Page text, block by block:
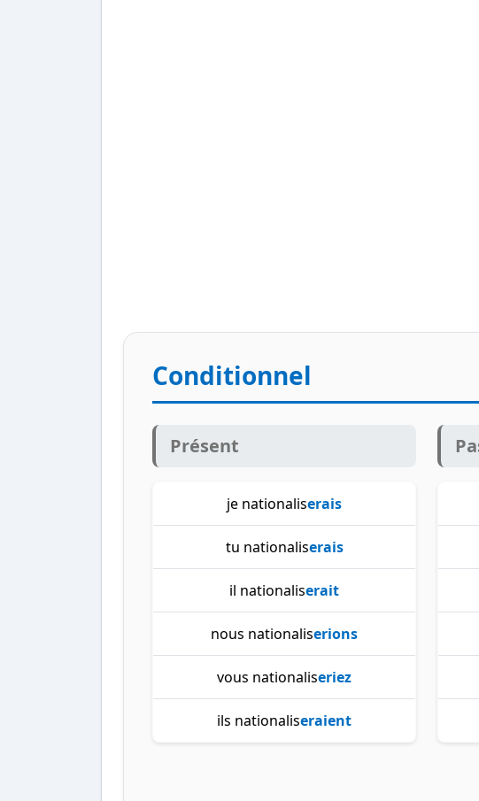
Conditionnel
Présent
je nationaliserais
tu nationaliserais
il nationaliserait
nous nationaliserions
vous nationaliseriez
ils nationaliseraient